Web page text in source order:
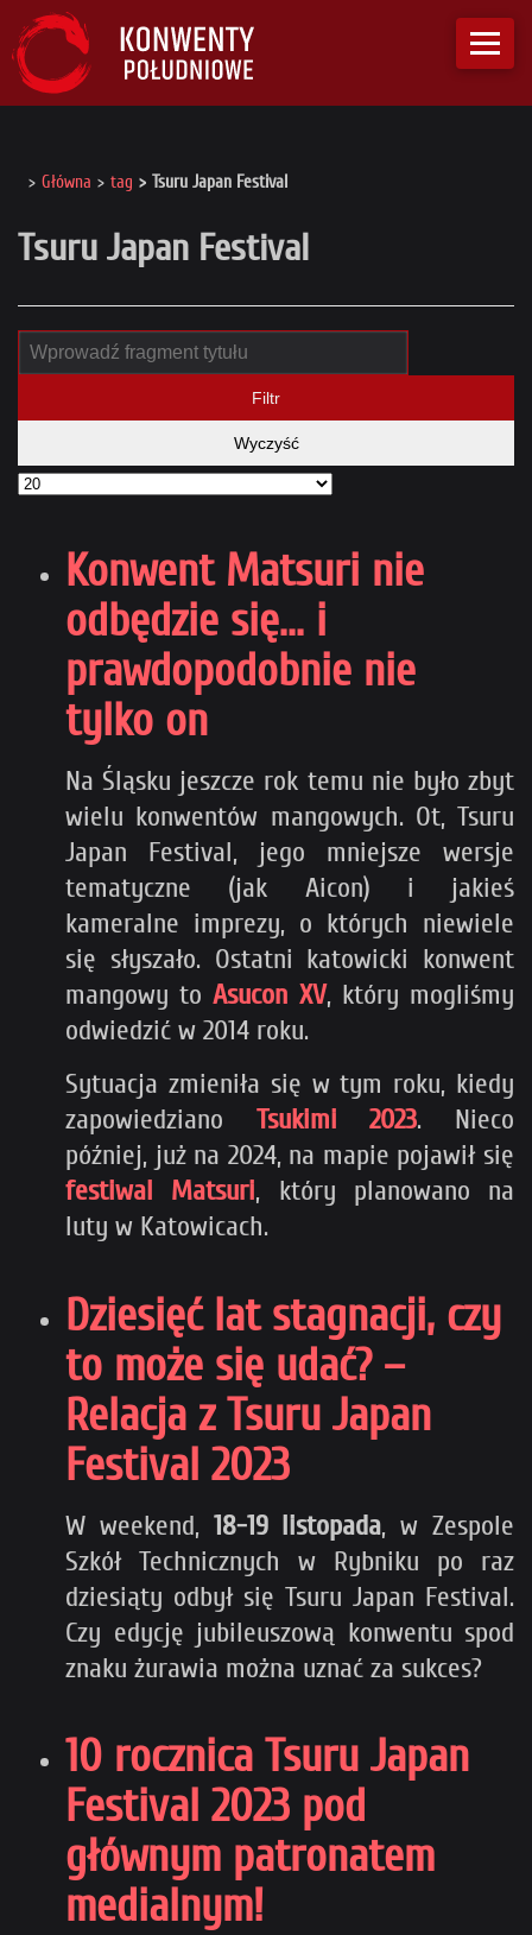
Główna tag Tsuru Japan Festival
Tsuru Japan Festival
Filtr
Wyczyść
Konwent Matsuri nie
odbędzie się... i
prawdopodobnie nie
tylko on
Na Śląsku jeszcze rok temu nie było zbyt
wielu konwentów mangowych. Ot, Tsuru
Japan Festival, jego mniejsze wersje
tematyczne (jak Aicon) i jakieś
kameralne imprezy, o których niewiele
się słyszało. Ostatni katowicki konwent
mangowy toAsucon XV, który mogliśmy
odwiedzić w 2014 roku.
Sytuacja zmieniła się w tym roku, kiedy
zapowiedziano Tsukimi 2023. Nieco
później, już na 2024, na mapie pojawił się
festiwal Matsuri, który planowano na
luty w Katowicach.
Dziesięć lat stagnacji, czy
to może się udać? –
Relacja z Tsuru Japan
Festival 2023
W weekend, 18-19 listopada, w Zespole
Szkół Technicznych w Rybniku po raz
dziesiąty odbył się Tsuru Japan Festival.
Czy edycję jubileuszową konwentu spod
znaku żurawia można uznać za sukces?
10 rocznica Tsuru Japan
Festival 2023 pod
głównym patronatem
medialnym!